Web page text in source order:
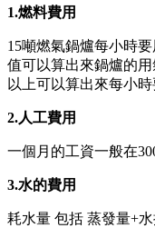
1.燃料費用
15噸燃氣鍋爐每小時
值可以算出來鍋爐的
以上可以算出來每小時
2.人工費用
一個月的工資一般在
3.水的費用
耗水量 包括 蒸發量+